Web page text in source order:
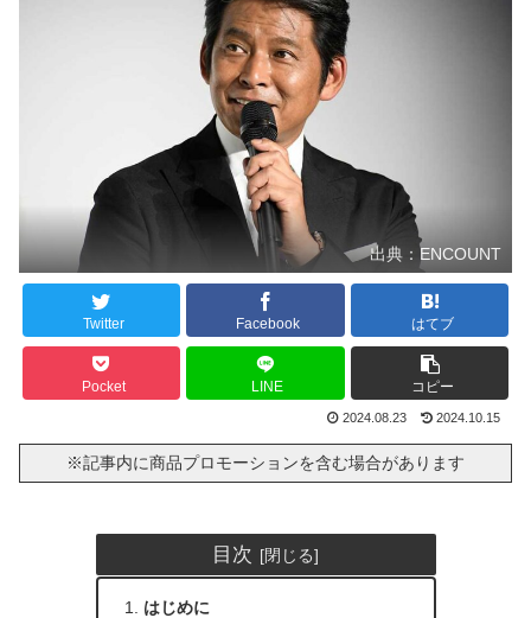
出典：ENCOUNT
Twitter Facebook はてブ
Pocket LINE コピー
2024.08.23 2024.10.15
※記事内に商品プロモーションを含む場合があります
目次
はじめに